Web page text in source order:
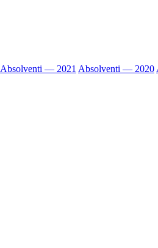
Absolventi — 2021 Absolventi — 2020